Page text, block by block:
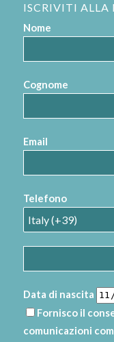
ISCRIVITI ALLA
Nome
Cognome
Email
Telefono
Data di nascita
Fornisco il
comunicazioni